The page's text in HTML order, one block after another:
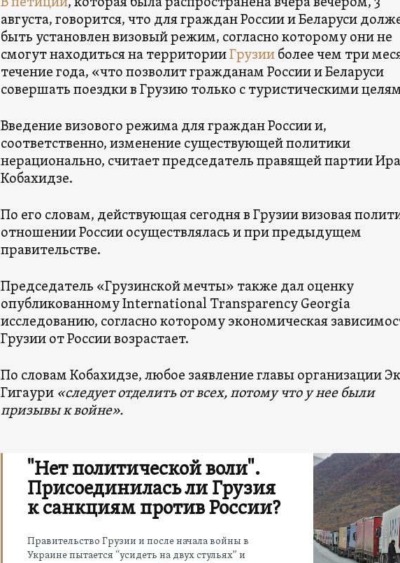
августа, говорится, что для граждан России и Беларуси
быть установлен визовый режим, согласно которому они не
смогут находиться на территорииГрузииболее чем три
течение года, «что позволит гражданам России и Беларуси
совершать поездки в Грузию только с туристическими
Введение визового режима для граждан России и,
соответственно, изменение существующей политики
нерационально, считает председатель правящей партии
Кобахидзе.
По его словам, действующая сегодня в Грузии визовая
отношении России осуществлялась и при предыдущем
правительстве.
Председатель «Грузинской мечты» также дал оценку
опубликованному International Transparency Georgia
исследованию, согласно которому экономическая
Грузии от России возрастает.
По словам Кобахидзе, любое заявление главы организации
Гигаури «следует отделить от всех, потому что у нее были
призывы к войне».
"Нет политической воли".
Присоединилась ли Грузия
к санкциям против России?
Правительство Грузии и после начала войны в
Украине пытается “усидеть на двух стульях” и